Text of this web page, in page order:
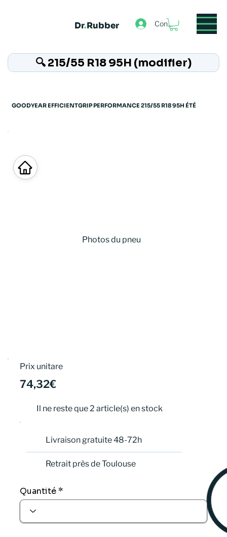
Dr.Rubber Connexion
Prix unitare
74,32€
Il ne reste que 2 article(s) en stock
Livraison gratuite 48-72h
Retrait près de Toulouse
Quantité
Photos du pneu
🔍 215/55 R18 95H (modifier)
GOODYEAR EFFICIENTGRIP PERFORMANCE 215/55 R18 95H ÉTÉ